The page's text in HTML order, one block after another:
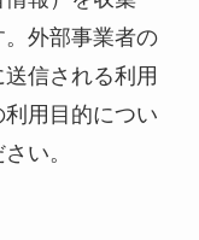
。外部事業者の
信される利用
用目的につい
い。